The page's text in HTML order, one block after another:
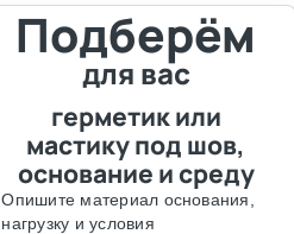
Подберём
для вас
герметик или
мастику под шов,
основание и среду
Опишите материал основания,
нагрузку и условия